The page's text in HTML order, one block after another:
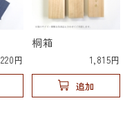
220円
桐箱
1,815円
追加